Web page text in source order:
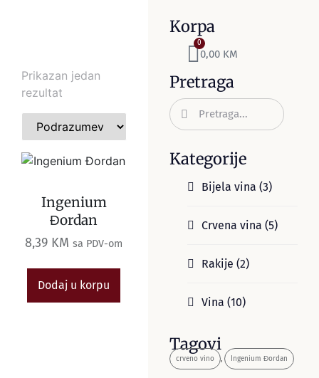
Korpa
0,00 KM
0
Pretraga
Kategorije
Bijela vina (3)
Crvena vina (5)
Rakije (2)
Vina (10)
Tagovi
crveno vino , Ingenium Đordan
Prikazan jedan
rezultat
Ingenium
Đordan
8,39 KM sa PDV-om
Dodaj u korpu